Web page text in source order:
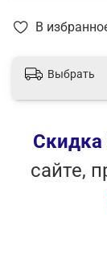
В
Выбрать
Скидка
сайте,